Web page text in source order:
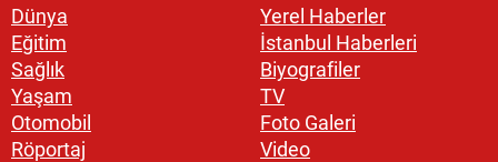
Dünya
Eğitim
Sağlık
Yaşam
Otomobil
Röportaj
Yerel Haberler
İstanbul Haberleri
Biyografiler
TV
Foto Galeri
Video